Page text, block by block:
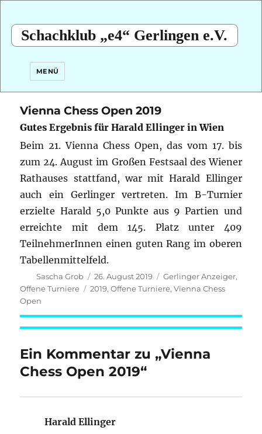
Schachklub „e4“ Gerlingen e.V.
MENÜ
Vienna Chess Open 2019
Gutes Ergebnis für Harald Ellinger in Wien
Beim 21. Vienna Chess Open, das vom 17. bis
zum 24. August im Großen Festsaal des Wiener
Rathauses stattfand, war mit Harald Ellinger
auch ein Gerlinger vertreten. Im B-Turnier
erzielte Harald 5,0 Punkte aus 9 Partien und
erreichte mit dem 145. Platz unter 409
TeilnehmerInnen einen guten Rang im oberen
Tabellenmittelfeld.
Autor
Sascha Grob
Veröffentlicht
am
26. August 2019 Kategorien
Gerlinger Anzeiger,
Offene Turniere
Schlagwörter
2019,Offene Turniere,Vienna Chess
Open
Ein Kommentar zu „Vienna
Chess Open 2019“
Harald Ellinger